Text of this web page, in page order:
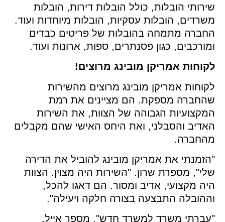
הובלות, כולל הובלות דירות, הובלות
הובלות עסקיות, הובלות מיוחדות ועוד.
מתמחה בהובלות של פריטים כבדים
כגון פסנתרים, ספות, ארונות ועוד.
אמריקן מובינג מרוצים!
אמריקן מובינג מרוצים מהשירות
מספקת. הם מציינים את רמת
הגבוהה של הצוות, את השירות
והסבלני, ואת היחס האישי שהם מקבלים
את אמריקן מובינג להוביל את הדירה
מספרת שרון. "השירות היה מצוין. הצוות
מקצועי, אדיב ומסור. הם דאגו להכל,
התבצעה בצורה חלקה ויעילה".
משרד למשרד חדש", מספר אייל.